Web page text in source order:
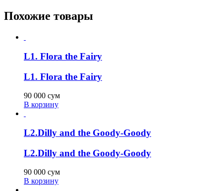
Похожие товары
L1. Flora the Fairy
L1. Flora the Fairy
90 000 сум
В корзину
L2.Dilly and the Goody-Goody
L2.Dilly and the Goody-Goody
90 000 сум
В корзину